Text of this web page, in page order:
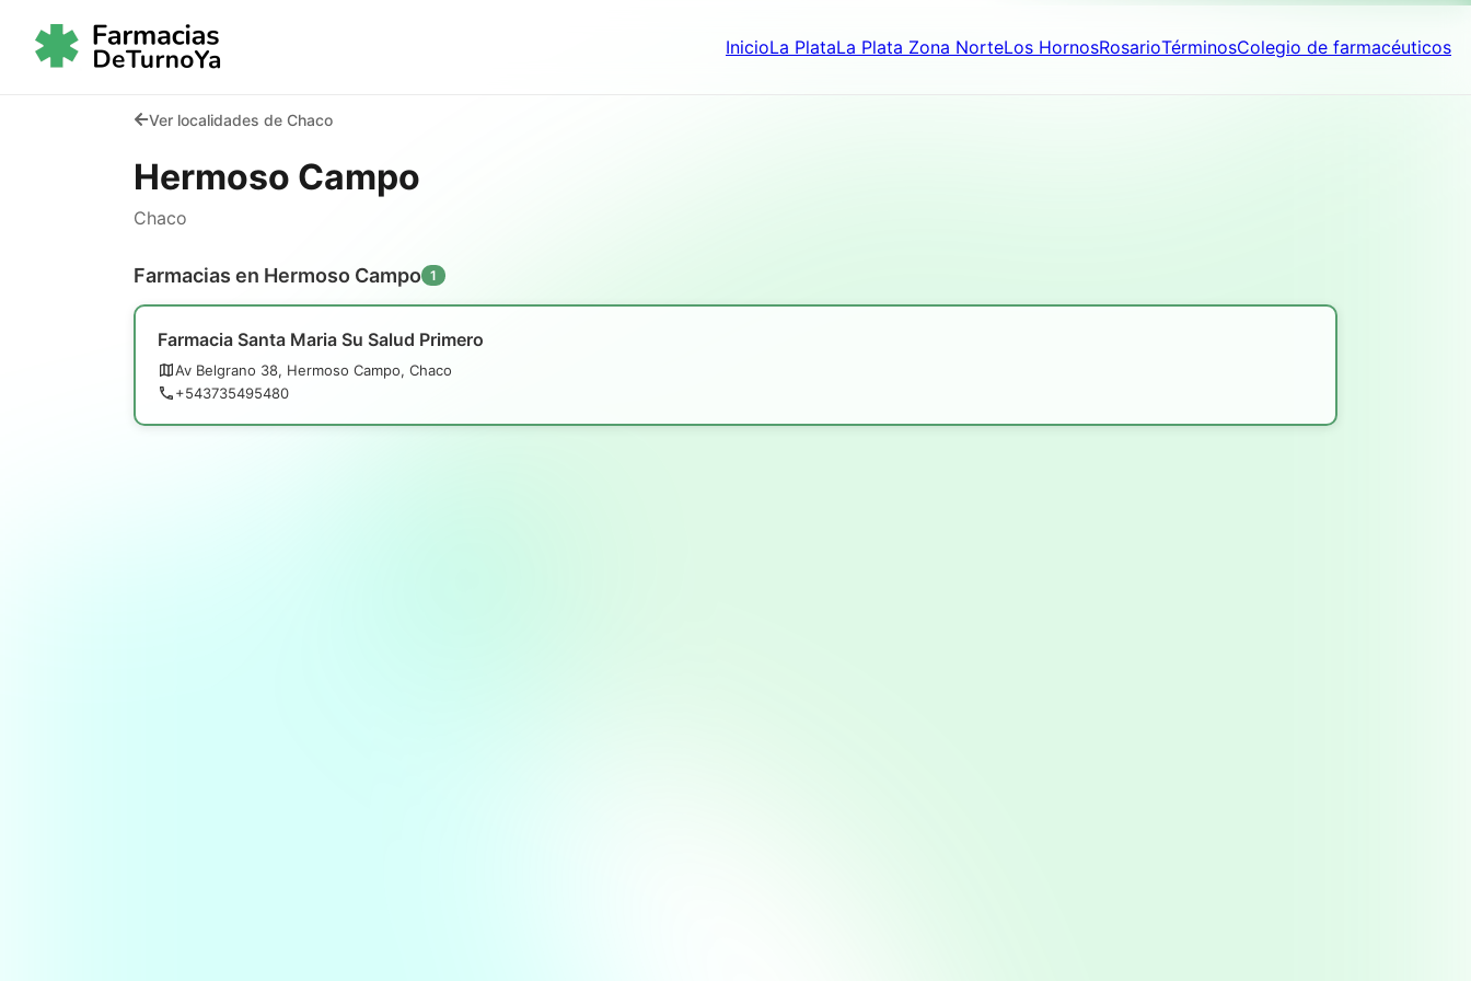
InicioLa PlataLa Plata Zona NorteLos HornosRosarioTérminosColegio de farmacéuticos
Ver localidades de Chaco
Hermoso Campo
Chaco
Farmacias en Hermoso Campo 1
Farmacia Santa Maria Su Salud Primero
Av Belgrano 38, Hermoso Campo, Chaco
+543735495480